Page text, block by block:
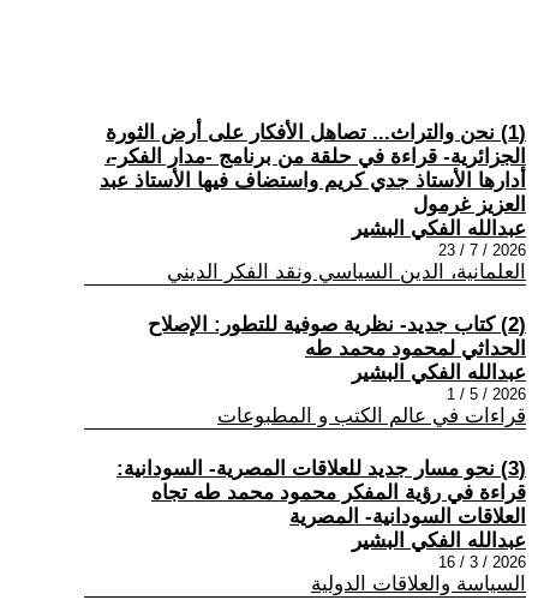
(1) نحن والتراث... تصاهل الأفكار على أرض الثورة
الجزائرية- قراءة في حلقة من برنامج -مدار الفكر-،
أدارها الأستاذ جدي كريم واستضاف فيها الأستاذ عبد
العزيز غرمول
عبدالله الفكي البشير
2026 / 7 / 23
العلمانية، الدين السياسي ونقد الفكر الديني
(2) كتاب جديد- نظرية صوفية للتطور: الإصلاح
الحداثي لمحمود محمد طه
عبدالله الفكي البشير
2026 / 5 / 1
قراءات في عالم الكتب و المطبوعات
(3) نحو مسار جديد للعلاقات المصرية- السودانية:
قراءة في رؤية المفكر محمود محمد طه تجاه
العلاقات السودانية- المصرية
عبدالله الفكي البشير
2026 / 3 / 16
السياسة والعلاقات الدولية